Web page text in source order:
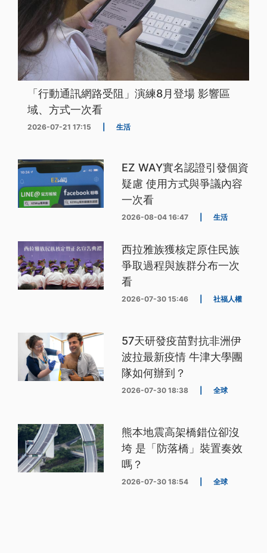
「行動通訊網路受阻」演練8月登場 影響區
域、方式一次看
2026-07-21 17:15 生活
EZ WAY實名認證引發個資
疑慮 使用方式與爭議內容
一次看
2026-08-04 16:47 生活
西拉雅族獲核定原住民族
爭取過程與族群分布一次
看
2026-07-30 15:46 社福人權
57天研發疫苗對抗非洲伊
波拉最新疫情 牛津大學團
隊如何辦到？
2026-07-30 18:38 全球
熊本地震高架橋錯位卻沒
垮 是「防落橋」裝置奏效
嗎？
2026-07-30 18:54 全球